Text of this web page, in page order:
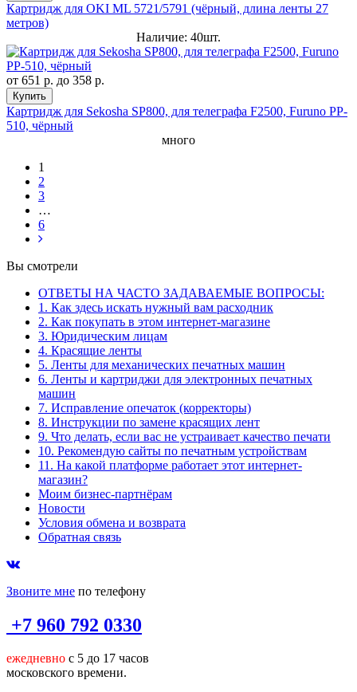
Картридж для OKI ML 5721/5791 (чёрный, длина ленты 27
метров)
Наличие: 40шт.
от 651 р. до 358 р.
Купить
Картридж для Sekosha SP800, для телеграфа F2500, Furuno PP-
510, чёрный
много
1
2
3
…
6
Вы смотрели
ОТВЕТЫ НА ЧАСТО ЗАДАВАЕМЫЕ ВОПРОСЫ:
1. Как здесь искать нужный вам расходник
2. Как покупать в этом интернет-магазине
3. Юридическим лицам
4. Красящие ленты
5. Ленты для механических печатных машин
6. Ленты и картриджи для электронных печатных
машин
7. Исправление опечаток (корректоры)
8. Инструкции по замене красящих лент
9. Что делать, если вас не устраивает качество печати
10. Рекомендую сайты по печатным устройствам
11. На какой платформе работает этот интернет-
магазин?
Моим бизнес-партнёрам
Новости
Условия обмена и возврата
Обратная связь
Звоните мне по телефону
+7 960 792 0330
ежедневно с 5 до 17 часов
московского времени.